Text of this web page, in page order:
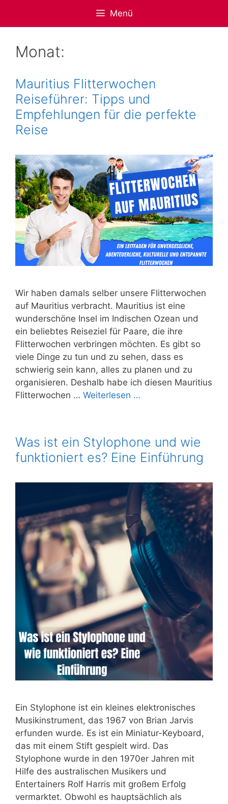
Menü
Monat:
Mauritius Flitterwochen
Reiseführer: Tipps und
Empfehlungen für die perfekte
Reise
Wir haben damals selber unsere Flitterwochen
auf Mauritius verbracht. Mauritius ist eine
wunderschöne Insel im Indischen Ozean und
ein beliebtes Reiseziel für Paare, die ihre
Flitterwochen verbringen möchten. Es gibt so
viele Dinge zu tun und zu sehen, dass es
schwierig sein kann, alles zu planen und zu
organisieren. Deshalb habe ich diesen Mauritius
Flitterwochen … Weiterlesen …
Was ist ein Stylophone und wie
funktioniert es? Eine Einführung
Ein Stylophone ist ein kleines elektronisches
Musikinstrument, das 1967 von Brian Jarvis
erfunden wurde. Es ist ein Miniatur-Keyboard,
das mit einem Stift gespielt wird. Das
Stylophone wurde in den 1970er Jahren mit
Hilfe des australischen Musikers und
Entertainers Rolf Harris mit großem Erfolg
vermarktet. Obwohl es hauptsächlich als